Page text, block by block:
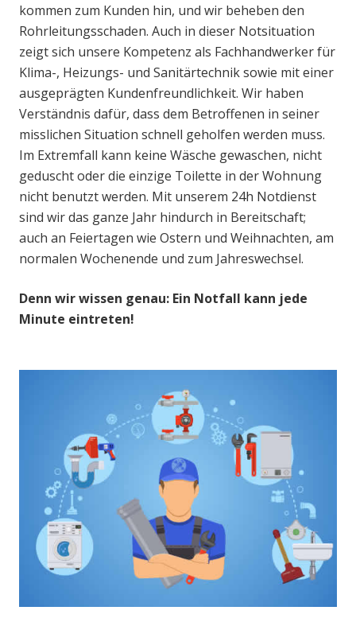
kommen zum Kunden hin, und wir beheben den
Rohrleitungsschaden. Auch in dieser Notsituation
zeigt sich unsere Kompetenz als Fachhandwerker für
Klima-, Heizungs- und Sanitärtechnik sowie mit einer
ausgeprägten Kundenfreundlichkeit. Wir haben
Verständnis dafür, dass dem Betroffenen in seiner
misslichen Situation schnell geholfen werden muss.
Im Extremfall kann keine Wäsche gewaschen, nicht
geduscht oder die einzige Toilette in der Wohnung
nicht benutzt werden. Mit unserem 24h Notdienst
sind wir das ganze Jahr hindurch in Bereitschaft;
auch an Feiertagen wie Ostern und Weihnachten, am
normalen Wochenende und zum Jahreswechsel.
Denn wir wissen genau: Ein Notfall kann jede
Minute eintreten!